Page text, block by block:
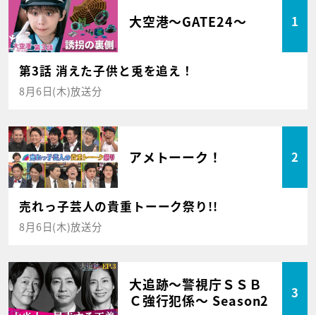
大空港～GATE24～ 1
第3話 消えた子供と兎を追え！
8月6日(木)放送分
アメトーーク！ 2
売れっ子芸人の貴重トーーク祭り!!
8月6日(木)放送分
大追跡～警視庁ＳＳＢ
Ｃ強行犯係～ Season2
3